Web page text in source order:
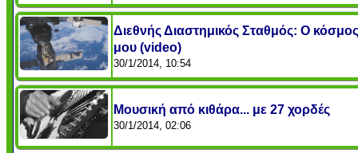
Διεθνής Διαστημικός Σταθμός: Ο
μου (video)
30/1/2014, 10:54
Μουσική από κιθάρα... με 27 χορδές
30/1/2014, 02:06